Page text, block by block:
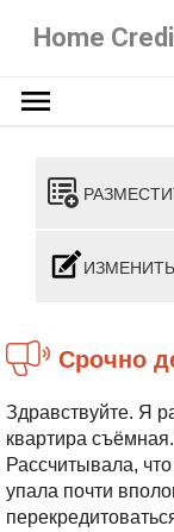
Home
Срочно
Здравствуйте. Я
квартира
Рассчитывала,
упала почти